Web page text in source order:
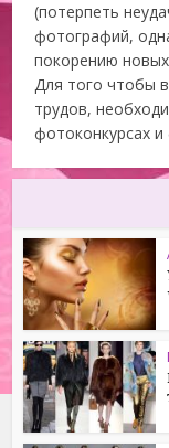
(потерпеть
фотографий,
покорению
Для того чтобы
трудов,
фотоконкурсах